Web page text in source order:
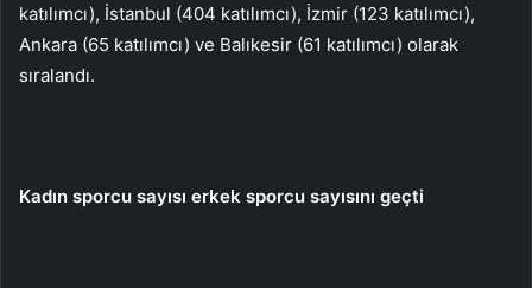
katılımcı), İstanbul (404 katılımcı), İzmir (123 katılımcı),
Ankara (65 katılımcı) ve Balıkesir (61 katılımcı) olarak
sıralandı.
Kadın sporcu sayısı erkek sporcu sayısını geçti